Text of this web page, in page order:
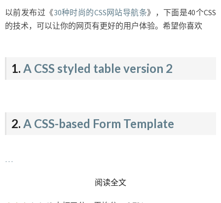
技
术
以前发布过《30种时尚的CSS网站导航条》，下面是40个CSS
的技术，可以让你的网页有更好的用户体验。希望你喜欢
1. A CSS styled table version 2
2. A CSS-based Form Template
…
阅读全文READ MORE